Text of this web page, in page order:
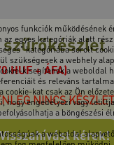
funkciók működésének
az egyes kategóriák alatt
kategóriába sorolt
szükségesek a webhely
k segítenek a weboldal
és releváns
cookie-kat csak az Ön
hogy engedélyezi vagy
a böngészési
a weboldal
szűrőkészlet
HUF + ÁFA)
NINCS
Visszahívást kérek!